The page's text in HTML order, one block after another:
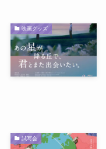
映画グッズ
試写会